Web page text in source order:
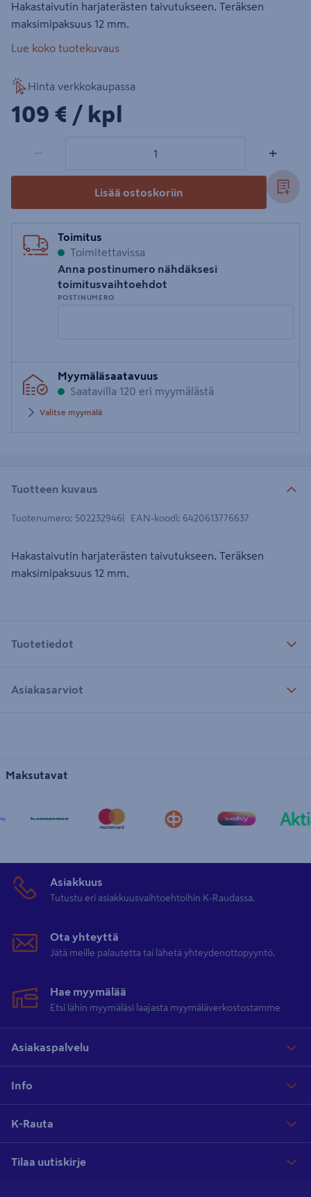
Hakastaivutin harjaterästen taivutukseen. Teräksen
maksimipaksuus 12 mm.
Lue koko tuotekuvaus
Hinta verkkokaupassa
109€/kpl
109 € / kpl
− +
Lisää ostoskoriin
Toimitus
Toimitettavissa
Anna postinumero nähdäksesi
toimitusvaihtoehdot
POSTINUMERO
postinumero
Myymäläsaatavuus
Saatavilla 120 eri myymälästä
Valitse myymälä
Tuotteen kuvaus
Tuotenumero: 502232946 EAN-koodi: 6420613776637
Hakastaivutin harjaterästen taivutukseen. Teräksen
maksimipaksuus 12 mm.
Tuotetiedot
Asiakasarviot
Maksutavat
Asiakkuus
Tutustu eri asiakkuusvaihtoehtoihin K-Raudassa.
Ota yhteyttä
Jätä meille palautetta tai lähetä yhteydenottopyyntö.
Hae myymälää
Etsi lähin myymäläsi laajasta myymäläverkostostamme
Asiakaspalvelu
Info
K-Rauta
Tilaa uutiskirje